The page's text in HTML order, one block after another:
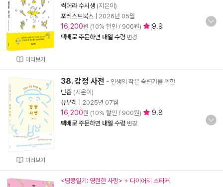
미리보기
썩어라 수시생 (지은이)
포레스트북스
2026년 05월
16,200원 (10% 할인 / 900원) 9.9
택배로 주문하면 내일 수령 변경
미리보기
38. 감정 사전 - 인생의 작은 숙련가를 위한
단춤 (지은이)
유유히
2025년 07월
16,200원 (10% 할인 / 900원) 9.8
택배로 주문하면 내일 수령 변경
<땅콩일기: 영원한 사랑> + 다이어리 스티커